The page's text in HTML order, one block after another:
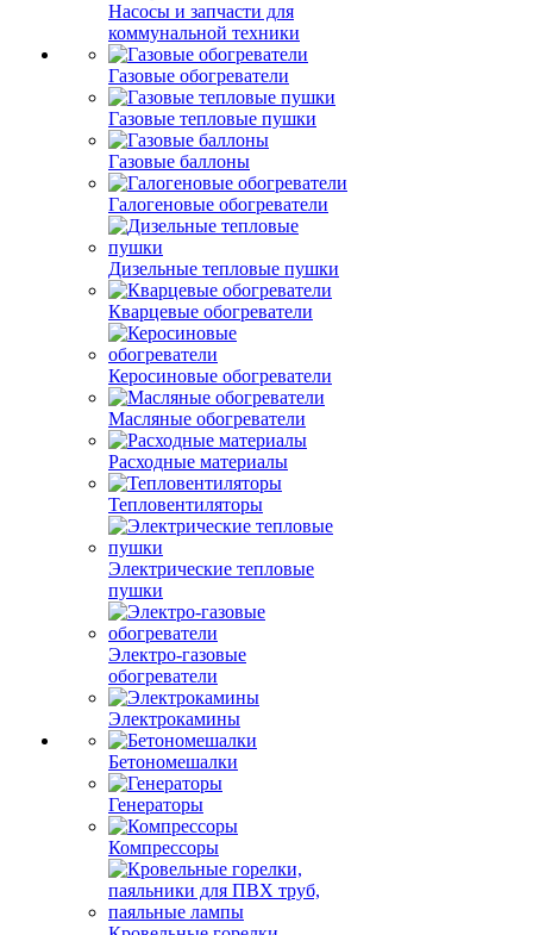
Насосы и запчасти для
коммунальной техники
Газовые обогреватели
Газовые тепловые пушки
Газовые баллоны
Галогеновые обогреватели
Дизельные тепловые пушки
Кварцевые обогреватели
Керосиновые обогреватели
Масляные обогреватели
Расходные материалы
Тепловентиляторы
Электрические тепловые
пушки
Электро-газовые
обогреватели
Электрокамины
Бетономешалки
Генераторы
Компрессоры